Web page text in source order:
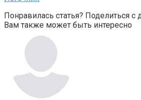
Понравилась статья? Поделиться с
Вам также может быть интересно